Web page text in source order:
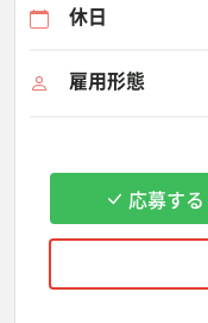
休日
雇用形態
応募する